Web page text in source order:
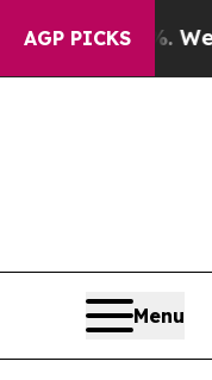
AGP PICKS
Well, it Didn’t
Menu